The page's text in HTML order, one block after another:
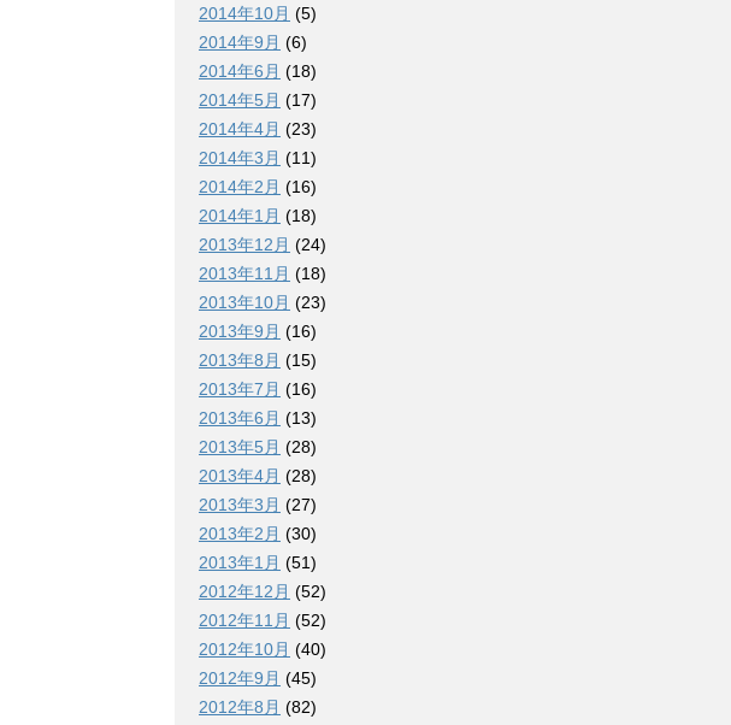
2014年10月 (5)
2014年9月 (6)
2014年6月 (18)
2014年5月 (17)
2014年4月 (23)
2014年3月 (11)
2014年2月 (16)
2014年1月 (18)
2013年12月 (24)
2013年11月 (18)
2013年10月 (23)
2013年9月 (16)
2013年8月 (15)
2013年7月 (16)
2013年6月 (13)
2013年5月 (28)
2013年4月 (28)
2013年3月 (27)
2013年2月 (30)
2013年1月 (51)
2012年12月 (52)
2012年11月 (52)
2012年10月 (40)
2012年9月 (45)
2012年8月 (82)